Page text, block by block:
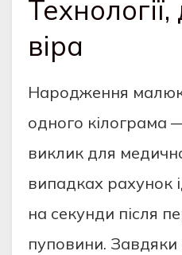
віра
Народження
одного кілограма
виклик для
випадках рахунок
на секунди після
пуповини. Завдяки